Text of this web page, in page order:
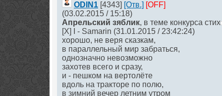
ODIN1 [4343] [Отв.] [OFF]
(03.02.2015 / 15:18)
Апрельский зяблик, в теме конкурса стих
[X] I - Samarin (31.01.2015 / 23:42:24)
хорошо, не веря сказкам,
в параллельный мир забраться,
однозначно невозможно
захотев всего и сразу,
и - пешком на вертолёте
вдоль на тракторе по полю,
в зимний вечер летним утром